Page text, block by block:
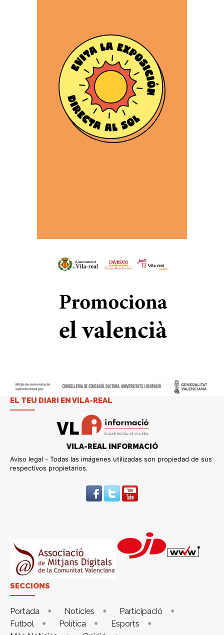
EL TEU DIARI EN VILA-REAL
VILA-REAL INFORMACIÓ
Aviso legal - Todas las imágenes utilizadas son propiedad de sus
respectivos propietarios.
SECCIONS
Portada Notícies
Participació
Futbol
Política
Esports